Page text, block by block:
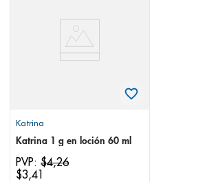
Katrina
Katrina 1 g en loción 60 ml
PVP: $4,26
$3,41
panolini
prueba embarazo